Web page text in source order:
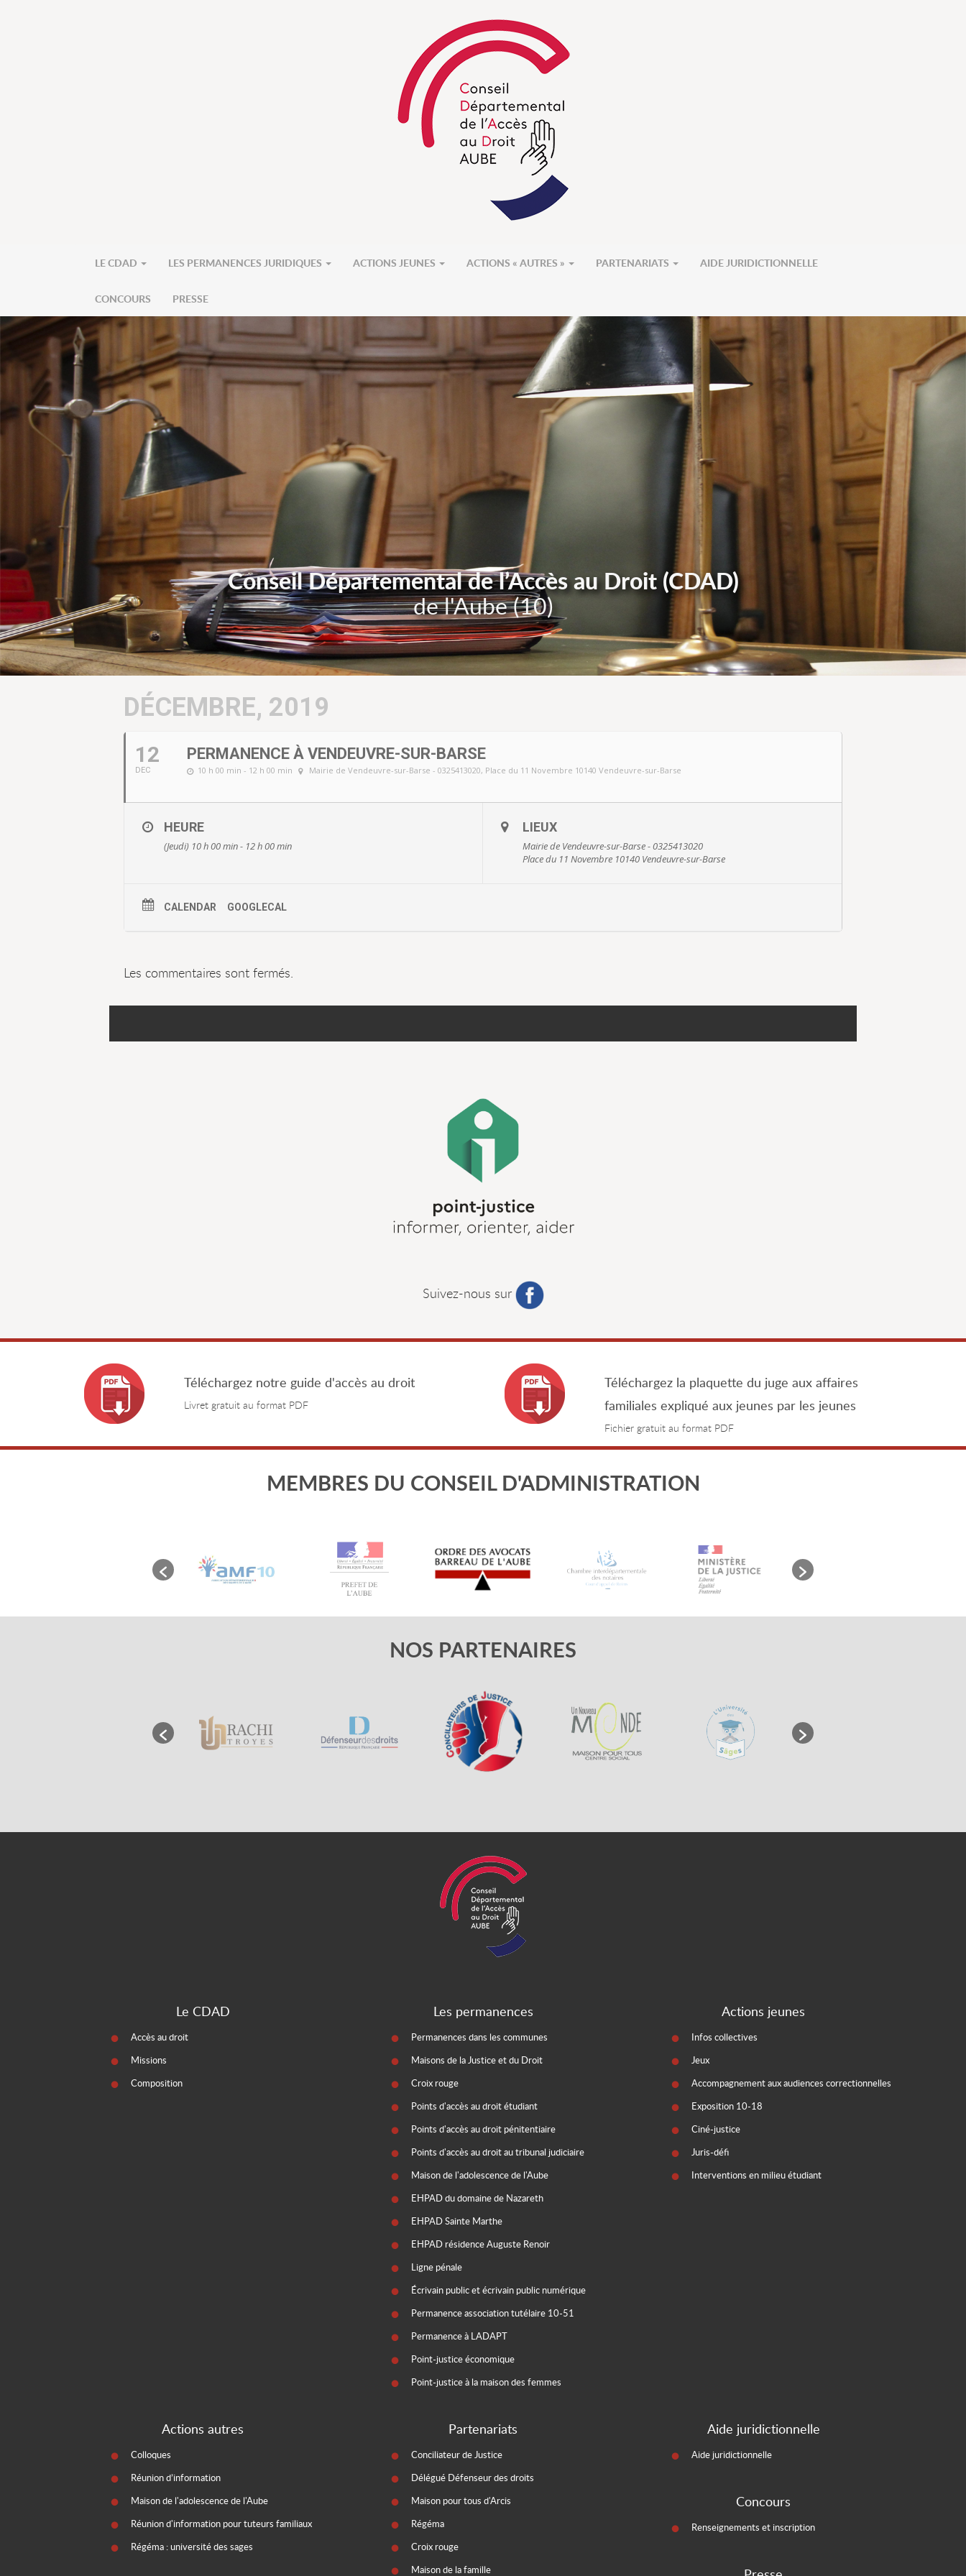
LE CDAD LES PERMANENCES JURIDIQUES ACTIONS JEUNES ACTIONS « AUTRES » PARTENARIATS AIDE JURIDICTIONNELLE
CONCOURS PRESSE
Conseil Départemental de l’Accès au Droit (CDAD)
de l'Aube (10)
DÉCEMBRE, 2019
12
DEC
PERMANENCE À VENDEUVRE-SUR-BARSE
10 h 00 min - 12 h 00 min Mairie de Vendeuvre-sur-Barse - 0325413020, Place du 11 Novembre 10140 Vendeuvre-sur-Barse
HEURE
(Jeudi) 10 h 00 min - 12 h 00 min
LIEUX
Mairie de Vendeuvre-sur-Barse - 0325413020
Place du 11 Novembre 10140 Vendeuvre-sur-Barse
CALENDAR GOOGLECAL
Les commentaires sont fermés.
Suivez-nous sur
Téléchargez notre guide d'accès au droit
Livret gratuit au format PDF
Téléchargez la plaquette du juge aux affaires
familiales expliqué aux jeunes par les jeunes
Fichier gratuit au format PDF
MEMBRES DU CONSEIL D'ADMINISTRATION
NOS PARTENAIRES
Le CDAD
Accès au droit
Missions
Composition
Les permanences
Permanences dans les communes
Maisons de la Justice et du Droit
Croix rouge
Points d'accès au droit étudiant
Points d'accès au droit pénitentiaire
Points d'accès au droit au tribunal judiciaire
Maison de l'adolescence de l'Aube
EHPAD du domaine de Nazareth
EHPAD Sainte Marthe
EHPAD résidence Auguste Renoir
Ligne pénale
Écrivain public et écrivain public numérique
Permanence association tutélaire 10-51
Permanence à LADAPT
Point-justice économique
Point-justice à la maison des femmes
Actions jeunes
Infos collectives
Jeux
Accompagnement aux audiences correctionnelles
Exposition 10-18
Ciné-justice
Juris-défi
Interventions en milieu étudiant
Actions autres
Colloques
Réunion d’information
Maison de l'adolescence de l'Aube
Réunion d'information pour tuteurs familiaux
Régéma : université des sages
Partenariats
Conciliateur de Justice
Délégué Défenseur des droits
Maison pour tous d'Arcis
Régéma
Croix rouge
Maison de la famille
Aide juridictionnelle
Aide juridictionnelle
Concours
Renseignements et inscription